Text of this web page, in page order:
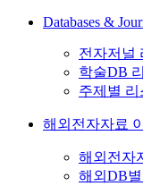
Databases &
전자저널
학술DB
주제별 리
해외전자자료
해외전자
해외DB